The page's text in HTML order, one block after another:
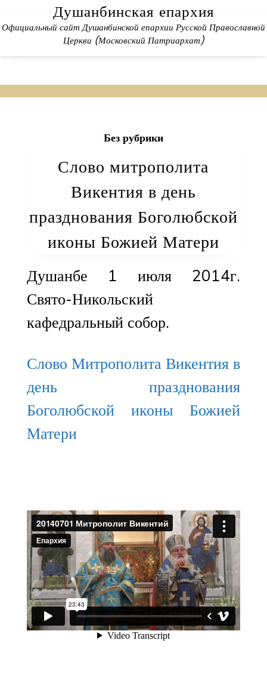
content
Душанбинская епархия
Официальный сайт Душанбинской епархии Русской Православной
Церкви (Московский Патриархат)
Без рубрики
Слово митрополита
Викентия в день
празднования Боголюбской
иконы Божией Матери
Душанбе 1 июля 2014г.
Свято-Никольский
кафедральный собор.
Слово Митрополита Викентия в
день празднования
Боголюбской иконы Божией
Матери